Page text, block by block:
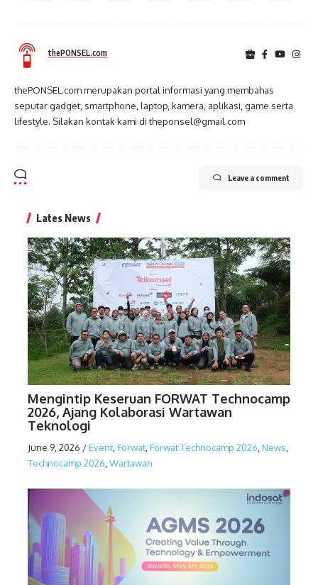
thePONSEL.com
thePONSEL.com merupakan portal informasi yang membahas
seputar gadget, smartphone, laptop, kamera, aplikasi, game serta
lifestyle. Silakan kontak kami di theponsel@gmail.com
Leave a comment
Lates News
Mengintip Keseruan FORWAT Technocamp
2026, Ajang Kolaborasi Wartawan
Teknologi
June 9, 2026 /Event Forwat Forwat Technocamp 2026 News
Technocamp 2026 Wartawan